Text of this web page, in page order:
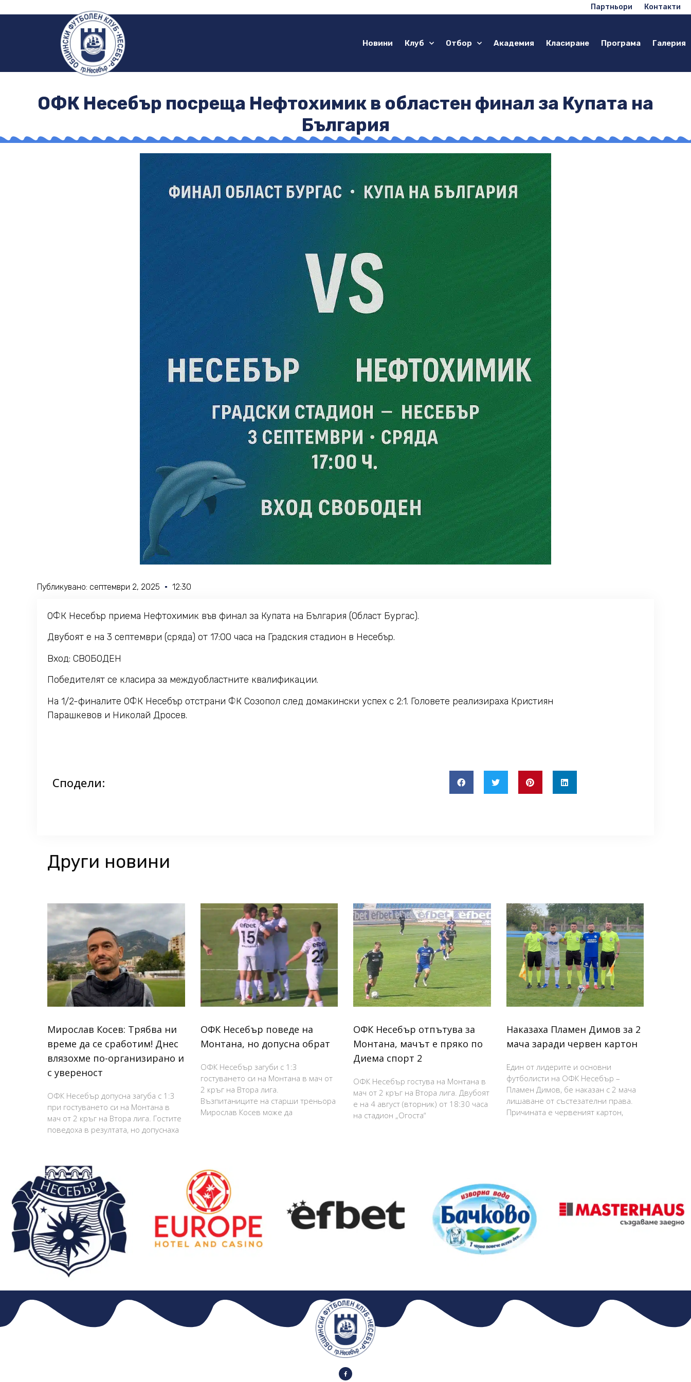
Партньори Контакти
Новини Клуб Отбор Академия Класиране Програма Галерия
ОФК Несебър посреща Нефтохимик в областен финал за Купата на
България
Публикувано: септември 2, 2025 12:30
ОФК Несебър приема Нефтохимик във финал за Купата на България (Област Бургас).
Двубоят е на 3 септември (сряда) от 17:00 часа на Градския стадион в Несебър.
Вход: СВОБОДЕН
Победителят се класира за междуобластните квалификации.
На 1/2-финалите ОФК Несебър отстрани ФК Созопол след домакински успех с 2:1. Головете реализираха Кристиян
Парашкевов и Николай Дросев.
Сподели:
Други новини
Мирослав Косев: Трябва ни
време да се сработим! Днес
влязохме по-организирано и
с увереност
ОФК Несебър допусна загуба с 1:3
при гостуването си на Монтана в
мач от 2 кръг на Втора лига. Гостите
поведоха в резултата, но допуснаха
ОФК Несебър поведе на
Монтана, но допусна обрат
ОФК Несебър загуби с 1:3
гостуването си на Монтана в мач от
2 кръг на Втора лига.
Възпитаниците на старши треньора
Мирослав Косев може да
ОФК Несебър отпътува за
Монтана, мачът е пряко по
Диема спорт 2
ОФК Несебър гостува на Монтана в
мач от 2 кръг на Втора лига. Двубоят
е на 4 август (вторник) от 18:30 часа
на стадион „Огоста“
Наказаха Пламен Димов за 2
мача заради червен картон
Един от лидерите и основни
футболисти на ОФК Несебър –
Пламен Димов, бе наказан с 2 мача
лишаване от състезателни права.
Причината е червеният картон,